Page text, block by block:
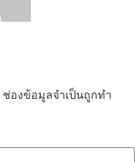
ช่องข้อมูลจำเป็นถูกทำ